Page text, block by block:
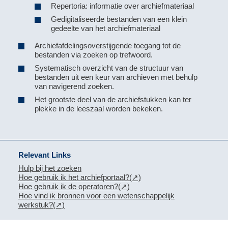
Repertoria: informatie over archiefmateriaal
Gedigitaliseerde bestanden van een klein
gedeelte van het archiefmateriaal
Archiefafdelingsoverstijgende toegang tot de
bestanden via zoeken op trefwoord.
Systematisch overzicht van de structuur van
bestanden uit een keur van archieven met behulp
van navigerend zoeken.
Het grootste deel van de archiefstukken kan ter
plekke in de leeszaal worden bekeken.
Relevant Links
Hulp bij het zoeken
Hoe gebruik ik het archiefportaal?
Hoe gebruik ik de operatoren?
Hoe vind ik bronnen voor een wetenschappelijk
werkstuk?